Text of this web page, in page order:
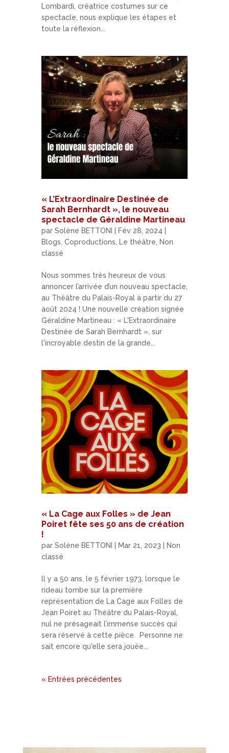
Lombardi, créatrice costumes sur ce
spectacle, nous explique les étapes et
toute la réflexion...
« L’Extraordinaire Destinée de
Sarah Bernhardt », le nouveau
spectacle de Géraldine Martineau
par Solène BETTONI Fév 28, 2024
Blogs, Coproductions, Le théâtre, Non
classé
Nous sommes très heureux de vous
annoncer l’arrivée d’un nouveau spectacle,
au Théâtre du Palais-Royal à partir du 27
août 2024 ! Une nouvelle création signée
Géraldine Martineau : « L'Extraordinaire
Destinée de Sarah Bernhardt », sur
l'incroyable destin de la grande...
« La Cage aux Folles » de Jean
Poiret fête ses 50 ans de création
!
par Solène BETTONI | Mar 21, 2023 | Non
classé
ll y a 50 ans, le 5 février 1973, lorsque le
rideau tombe sur la première
représentation de La Cage aux Folles de
Jean Poiret au Théâtre du Palais-Royal,
nul ne présageait l’immense succès qui
sera réservé à cette pièce. Personne ne
sait encore qu'elle sera jouée...
« Entrées précédentes